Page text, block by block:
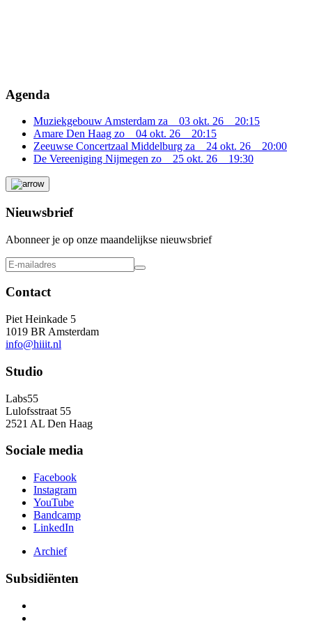
Agenda
Muziekgebouw Amsterdam za 03 okt. 26 20:15
Amare Den Haag zo 04 okt. 26 20:15
Zeeuwse Concertzaal Middelburg za 24 okt. 26 20:00
De Vereeniging Nijmegen zo 25 okt. 26 19:30
Nieuwsbrief
Abonneer je op onze maandelijkse nieuwsbrief
Contact
Piet Heinkade 5
1019 BR Amsterdam
info@hiiit.nl
Studio
Labs55
Lulofsstraat 55
2521 AL Den Haag
Sociale media
Facebook
Instagram
YouTube
Bandcamp
LinkedIn
Archief
Subsidiënten